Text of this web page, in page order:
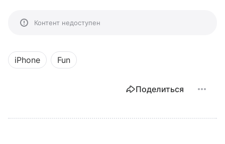
Контент недоступен
iPhone Fun
Поделиться